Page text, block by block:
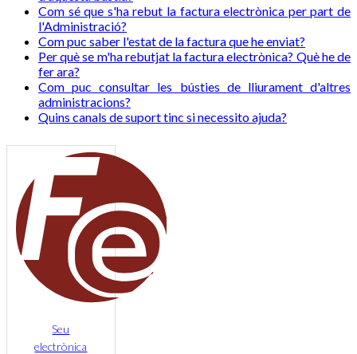
Com sé que s'ha rebut la factura electrònica per part de
l'Administració?
Com puc saber l'estat de la factura que he enviat?
Per què se m'ha rebutjat la factura electrònica? Què he de
fer ara?
Com puc consultar les bústies de lliurament d'altres
administracions?
Quins canals de suport tinc si necessito ajuda?
Seu
electrònica